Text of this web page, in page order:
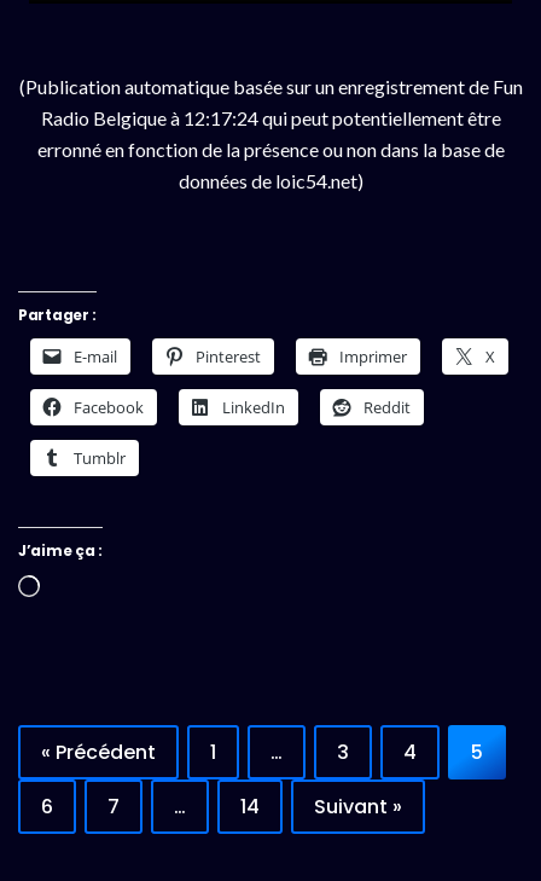
(Publication automatique basée sur un enregistrement de Fun
Radio Belgique à 12:17:24 qui peut potentiellement être
erronné en fonction de la présence ou non dans la base de
données de loic54.net)
Partager :
E-mail Pinterest Imprimer X
Facebook LinkedIn Reddit
Tumblr
J’aime ça :
Chargement…
« Précédent 1 … 3 4
5
6
7 … 14 Suivant »